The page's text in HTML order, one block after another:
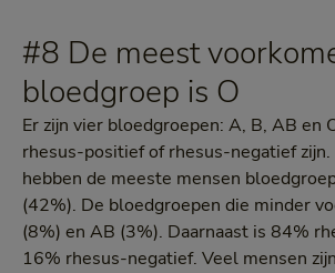
#8 De meest
bloedgroep is O
Er zijn vier bloedgroepen: A, B, AB en
rhesus-positief of rhesus-negatief zijn.
hebben de meeste mensen
(42%). De bloedgroepen die minder
(8%) en AB (3%). Daarnaast is 84%
16% rhesus-negatief. Veel mensen